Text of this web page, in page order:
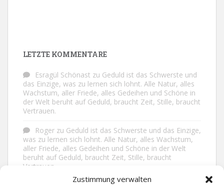
Zustimmung verwalten
LETZTE KOMMENTARE
Esragül Schönast zu Geduld ist das Schwerste und
das Einzige, was zu lernen sich lohnt. Alle Natur, alles
Wachstum, aller Friede, alles Gedeihen und Schöne in
der Welt beruht auf Geduld, braucht Zeit, Stille, braucht
Vertrauen.
Roger zu Geduld ist das Schwerste und das Einzige,
was zu lernen sich lohnt. Alle Natur, alles Wachstum,
aller Friede, alles Gedeihen und Schöne in der Welt
beruht auf Geduld, braucht Zeit, Stille, braucht
Vertrauen.
Nichts in unserem Leben